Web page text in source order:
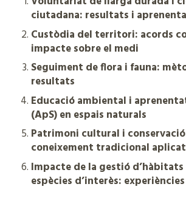
ciutadana: resultats i
Custòdia del territori: acords
impacte sobre el medi
Seguiment de flora i fauna:
resultats
Educació ambiental i
(ApS) en espais naturals
Patrimoni cultural i
coneixement tradicional
Impacte de la gestió
espècies d’interès: